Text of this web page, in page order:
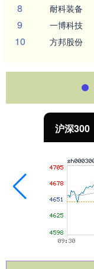
8 耐科装备
9 一博科技
10 方邦股份
沪深300